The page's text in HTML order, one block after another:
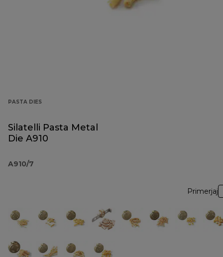
PASTA DIES
Silatelli Pasta Metal
Die A910
A910/7
Primerjaj